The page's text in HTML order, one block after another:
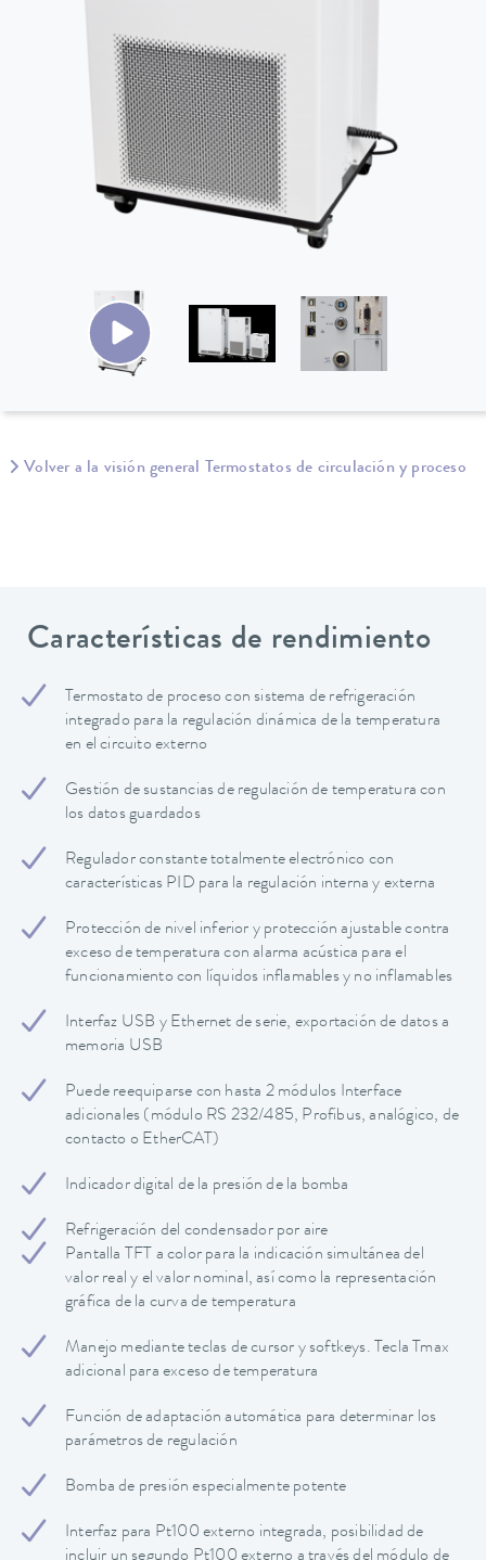
Volver a la visión general Termostatos de circulación y proceso
Características de rendimiento
Termostato de proceso con sistema de refrigeración
integrado para la regulación dinámica de la temperatura
en el circuito externo
Gestión de sustancias de regulación de temperatura con
los datos guardados
Regulador constante totalmente electrónico con
características PID para la regulación interna y externa
Protección de nivel inferior y protección ajustable contra
exceso de temperatura con alarma acústica para el
funcionamiento con líquidos inflamables y no inflamables
Interfaz USB y Ethernet de serie, exportación de datos a
memoria USB
Puede reequiparse con hasta 2 módulos Interface
adicionales (módulo RS 232/485, Profibus, analógico, de
contacto o EtherCAT)
Indicador digital de la presión de la bomba
Refrigeración del condensador por aire
Pantalla TFT a color para la indicación simultánea del
valor real y el valor nominal, así como la representación
gráfica de la curva de temperatura
Manejo mediante teclas de cursor y softkeys. Tecla Tmax
adicional para exceso de temperatura
Función de adaptación automática para determinar los
parámetros de regulación
Bomba de presión especialmente potente
Interfaz para Pt100 externo integrada, posibilidad de